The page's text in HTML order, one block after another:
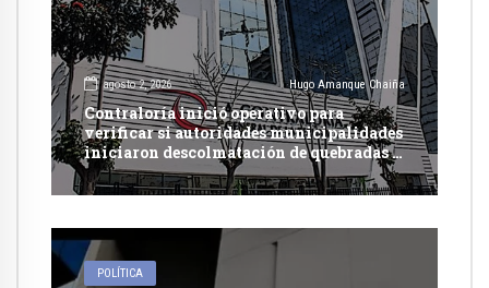
agosto 2, 2026 Hugo Amanque Chaiña
Contraloría inició operativo para
verificar si autoridades municipalidades
iniciaron descolmatación de quebradas y
ríos ante Fenómeno del Niño
POLÍTICA